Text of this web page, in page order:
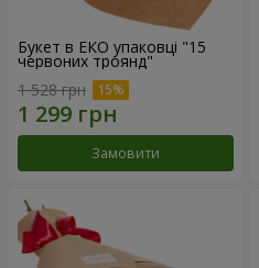
Букет в ЕКО упаковці "15
червоних троянд"
1 528 грн
Замовити